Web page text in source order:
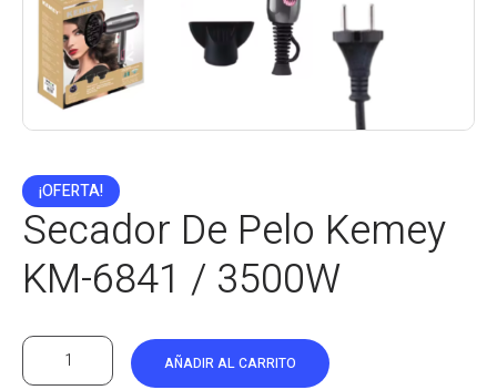
¡OFERTA!
Secador De Pelo Kemey
KM-6841 / 3500W
AÑADIR AL CARRITO